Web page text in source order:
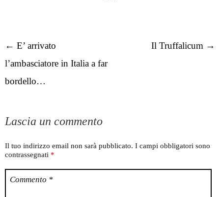
Post navigation
← E’ arrivato
l’ambasciatore in Italia a far
bordello…
Il Truffalicum →
Lascia un commento
Il tuo indirizzo email non sarà pubblicato. I campi obbligatori sono
contrassegnati *
Commento *